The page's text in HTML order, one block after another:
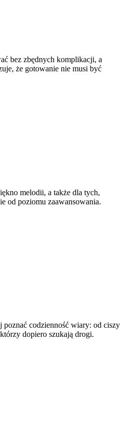
bez zbędnych komplikacji, a
że gotowanie nie musi być
melodii, a także dla tych,
od poziomu zaawansowania.
poznać codzienność wiary: od ciszy
dopiero szukają drogi.